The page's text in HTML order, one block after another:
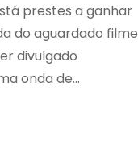
prestes a ganhar
do aguardado filme
divulgado
onda de…